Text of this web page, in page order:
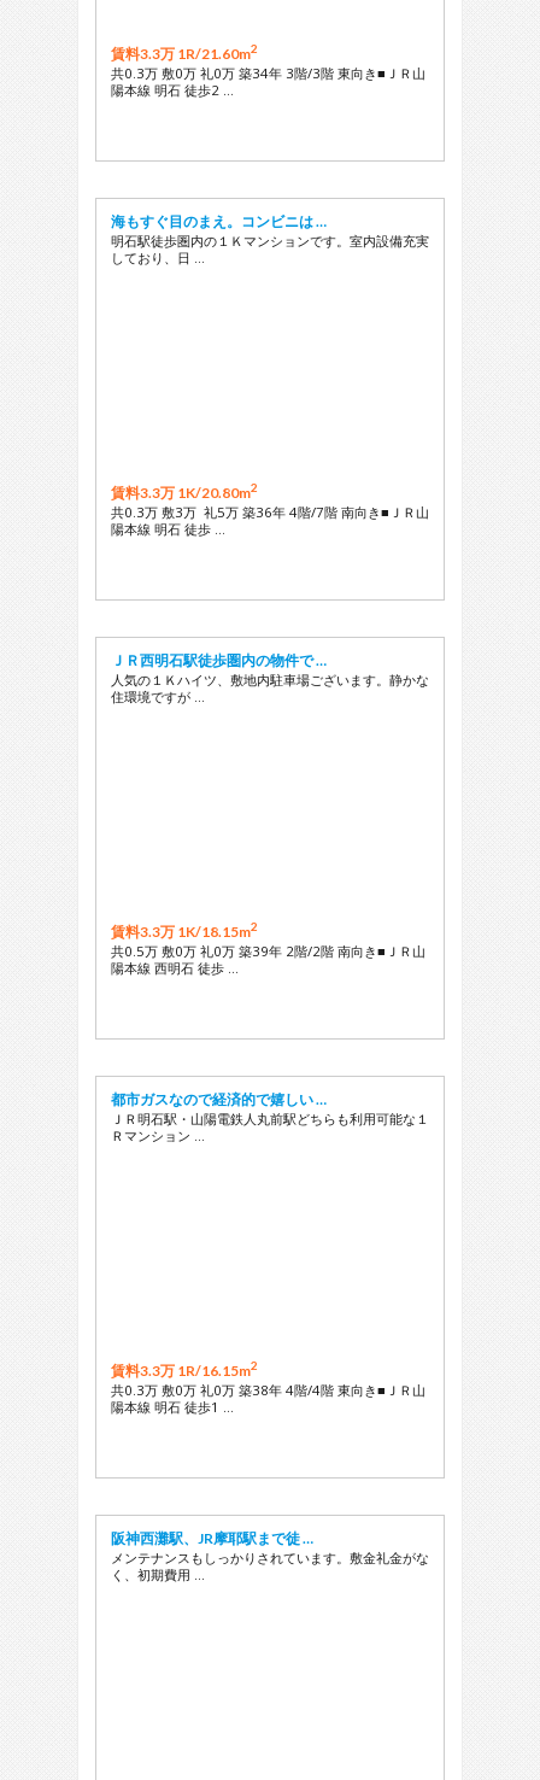
賃料3.3万 1R/21.60m2
共0.3万 敷0万 礼0万 築34年 3階/3階 東向き■ＪＲ山
陽本線 明石 徒歩2 …
海もすぐ目のまえ。コンビニは …
明石駅徒歩圏内の１Ｋマンションです。室内設備充実
しており、日 …
賃料3.3万 1K/20.80m2
共0.3万 敷3万 礼5万 築36年 4階/7階 南向き■ＪＲ山
陽本線 明石 徒歩 …
ＪＲ西明石駅徒歩圏内の物件で …
人気の１Ｋハイツ、敷地内駐車場ございます。静かな
住環境ですが …
賃料3.3万 1K/18.15m2
共0.5万 敷0万 礼0万 築39年 2階/2階 南向き■ＪＲ山
陽本線 西明石 徒歩 …
都市ガスなので経済的で嬉しい …
ＪＲ明石駅・山陽電鉄人丸前駅どちらも利用可能な１
Ｒマンション …
賃料3.3万 1R/16.15m2
共0.3万 敷0万 礼0万 築38年 4階/4階 東向き■ＪＲ山
陽本線 明石 徒歩1 …
阪神西灘駅、JR摩耶駅まで徒 …
メンテナンスもしっかりされています。敷金礼金がな
く、初期費用 …